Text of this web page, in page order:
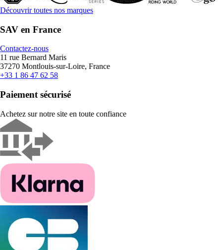
Découvrir toutes nos marques
SAV en France
Contactez-nous
11 rue Bernard Maris
37270 Montlouis-sur-Loire, France
+33 1 86 47 62 58
Paiement sécurisé
Achetez sur notre site en toute confiance